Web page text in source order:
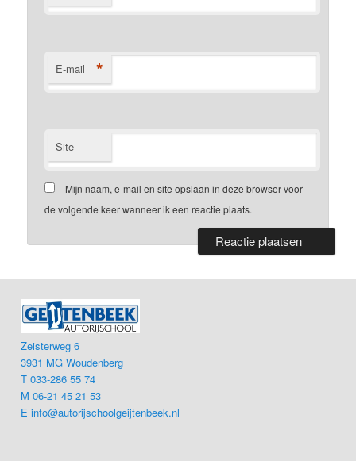
E-mail *
Site
Mijn naam, e-mail en site opslaan in deze browser voor
de volgende keer wanneer ik een reactie plaats.
Zeisterweg 6
3931 MG Woudenberg
T 033-286 55 74
M 06-21 45 21 53
E info@autorijschoolgeijtenbeek.nl